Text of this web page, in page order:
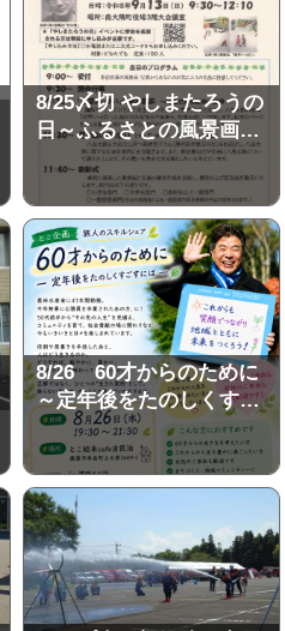
8/25〆切 やしまたろうの
日～ふるさとの風景画…
8/26 60才からのために
～定年後をたのしくす…